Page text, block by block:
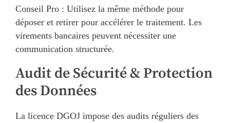
Conseil Pro : Utilisez la même méthode pour
déposer et retirer pour accélérer le traitement. Les
virements bancaires peuvent nécessiter une
communication structurée.
Audit de Sécurité & Protection
des Données
La licence DGOJ impose des audits réguliers des